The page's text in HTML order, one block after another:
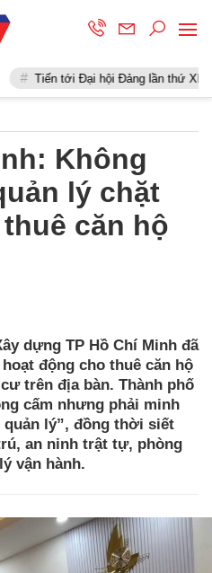
Tiến tới Đại hội Đảng lần thứ XIII
Không
lý chặt
căn hộ
dựng TP Hồ Chí Minh đã
động cho thuê căn hộ
trên địa bàn. Thành phố
cấm nhưng phải minh
quản lý”, đồng thời siết
an ninh trật tự, phòng
vận hành.